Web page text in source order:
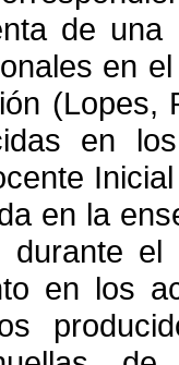
de
en
en
en la
durante
en los